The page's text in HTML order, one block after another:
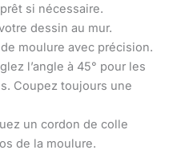
si nécessaire.
dessin au mur.
moulure avec précision.
l’angle à 45° pour les
Coupez toujours une
un cordon de colle
de la moulure.